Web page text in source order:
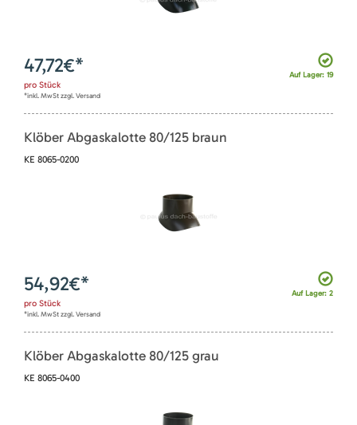
Auf Lager: 19
47,72€*
pro Stück
*inkl. MwSt zzgl. Versand
Klöber Abgaskalotte 80/125 braun
KE 8065-0200
Auf Lager: 2
54,92€*
pro Stück
*inkl. MwSt zzgl. Versand
Klöber Abgaskalotte 80/125 grau
KE 8065-0400